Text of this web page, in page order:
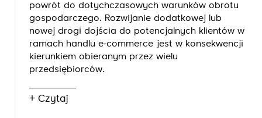
powrót do dotychczasowych warunków obrotu
gospodarczego. Rozwijanie dodatkowej lub
nowej drogi dojścia do potencjalnych klientów w
ramach handlu e-commerce jest w konsekwencji
kierunkiem obieranym przez wielu
przedsiębiorców.
+ Czytaj